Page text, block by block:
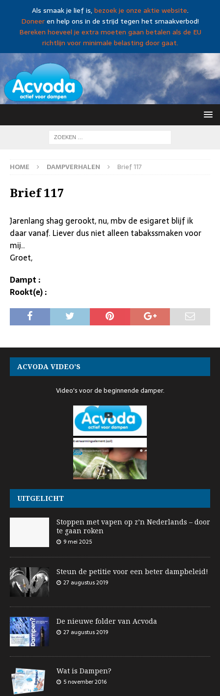
Als smaak je lief is,bezoek je onze aktie website.
Doneeren help ons in de strijd tegen het smaakverbod!
Bereken hoeveel je extra moeten gaan betalen als de EU
richtlijn voor minimale belasting door gaat.
HOME DAMPVERHALEN Brief 117
Brief 117
Jarenlang shag gerookt, nu, mbv de esigaret blijf ik
daar vanaf. Liever dus niet alleen tabakssmaken voor
mij..
Groet,
Dampt :
Rookt(e) :
ACVODA VIDEO’S
Video's voor de beginnende damper.
UITGELICHT
Stoppen met vapen op z’n Nederlands – door
te gaan roken
9 mei 2025
Steun de petitie voor een beter dampbeleid!
27 augustus 2019
De nieuwe folder van Acvoda
27 augustus 2019
Wat is Dampen?
5 november 2016